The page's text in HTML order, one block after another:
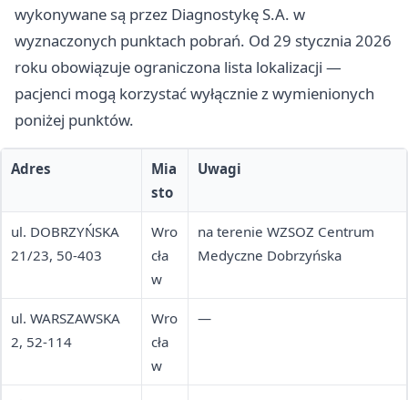
wykonywane są przez Diagnostykę S.A. w
wyznaczonych punktach pobrań. Od 29 stycznia 2026
roku obowiązuje ograniczona lista lokalizacji —
pacjenci mogą korzystać wyłącznie z wymienionych
poniżej punktów.
Adres
Mia
sto
Uwagi
ul. DOBRZYŃSKA
21/23, 50-403
Wro
cła
w
na terenie WZSOZ Centrum
Medyczne Dobrzyńska
ul. WARSZAWSKA
2, 52-114
Wro
cła
w
—